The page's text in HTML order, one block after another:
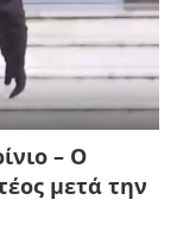
– Ο
μετά την